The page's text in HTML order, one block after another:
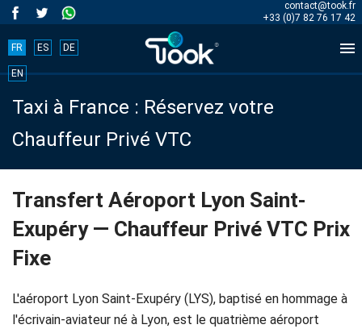
contact@took.fr
+33 (0)7 82 76 17 42

FR ES DE
EN
Taxi à France : Réservez votre
Chauffeur Privé VTC
Book
your
trip
now!
BOOK
NOW
Transfert Aéroport Lyon Saint-
Exupéry — Chauffeur Privé VTC Prix
Fixe
L'aéroport Lyon Saint-Exupéry (LYS), baptisé en hommage à
l'écrivain-aviateur né à Lyon, est le quatrième aéroport